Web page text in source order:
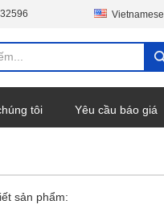
Vietnamese
tôi Yêu cầu báo giá
sản phẩm: